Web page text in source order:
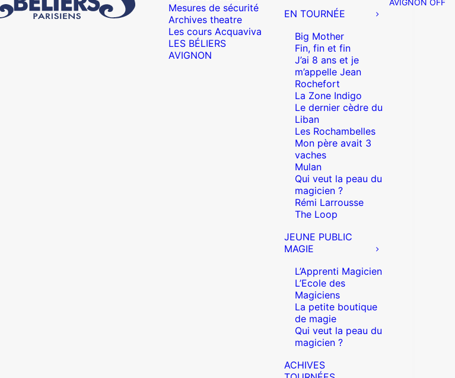
Mesures de sécurité
Archives theatre
Les cours Acquaviva
LES BÉLIERS
AVIGNON
EN TOURNÉE
Big Mother
Fin, fin et fin
J’ai 8 ans et je
m’appelle Jean
Rochefort
La Zone Indigo
Le dernier cèdre du
Liban
Les Rochambelles
Mon père avait 3
vaches
Mulan
Qui veut la peau du
magicien ?
Rémi Larrousse
The Loop
JEUNE PUBLIC
MAGIE
L’Apprenti Magicien
L’Ecole des
Magiciens
La petite boutique
de magie
Qui veut la peau du
magicien ?
ACHIVES
AVIGNON OFF